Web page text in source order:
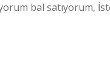
bal satıyorum,